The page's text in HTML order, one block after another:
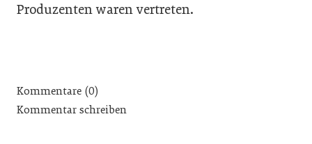
Produzenten waren vertreten.
Kommentare (0)
Kommentar schreiben